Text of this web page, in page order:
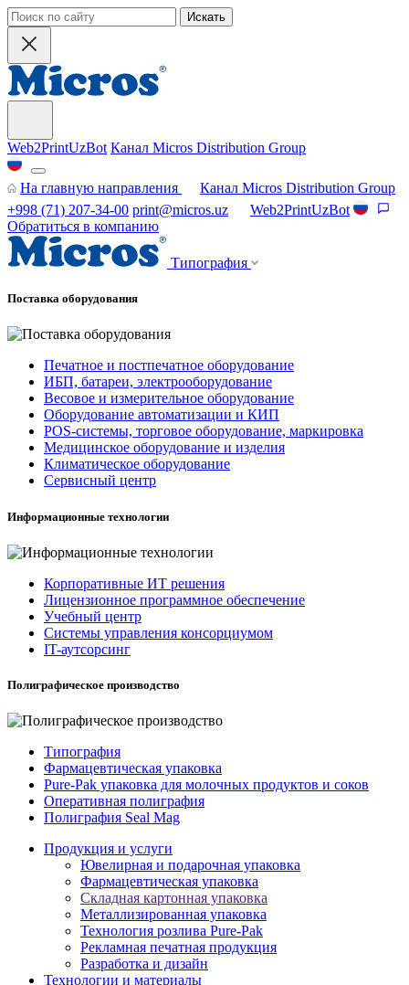
Искать
Web2PrintUzBot Канал Micros Distribution Group
На главную направления
Канал Micros Distribution Group
+998 (71) 207-34-00 print@micros.uz
Web2PrintUzBot
Обратиться в компанию
Типография
Поставка оборудования
Печатное и постпечатное оборудование
ИБП, батареи, электрооборудование
Весовое и измерительное оборудование
Оборудование автоматизации и КИП
POS-системы, торговое оборудование, маркировка
Медицинское оборудование и изделия
Климатическое оборудование
Сервисный центр
Информационные технологии
Корпоративные ИТ решения
Лицензионное программное обеспечение
Учебный центр
Системы управления консорциумом
IT-аутсорсинг
Полиграфическое производство
Типография
Фармацевтическая упаковка
Pure-Pak упаковка для молочных продуктов и соков
Оперативная полиграфия
Полиграфия Seal Mag
Продукция и услуги
Ювелирная и подарочная упаковка
Фармацевтическая упаковка
Складная картонная упаковка
Металлизированная упаковка
Технология розлива Pure-Pak
Рекламная печатная продукция
Разработка и дизайн
Технологии и материалы